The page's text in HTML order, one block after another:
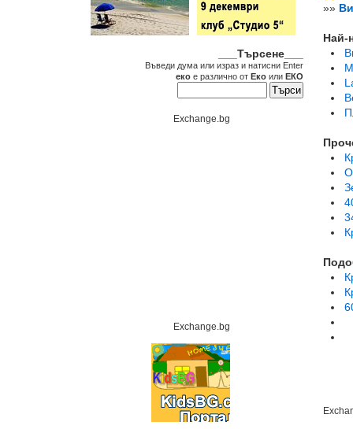
»»
Най-
___Търсене___
Въведи дума или израз и натисни Enter
еко е различно от Еко или ЕКО
Exchange.bg
Exchange.bg